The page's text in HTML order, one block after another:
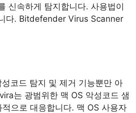
신속하게 탐지합니다. 사용법이
다. Bitdefender Virus Scanner
코드 탐지 및 제거 기능뿐만 아
는 광범위한 맥 OS 악성코드 샘
으로 대응합니다. 맥 OS 사용자